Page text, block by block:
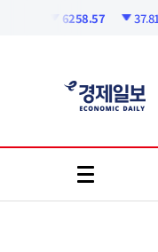
6258.57 37.81